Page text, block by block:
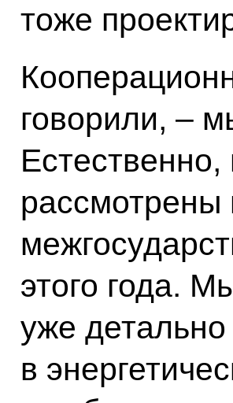
тоже
говорили, –
этого года.
уже
в